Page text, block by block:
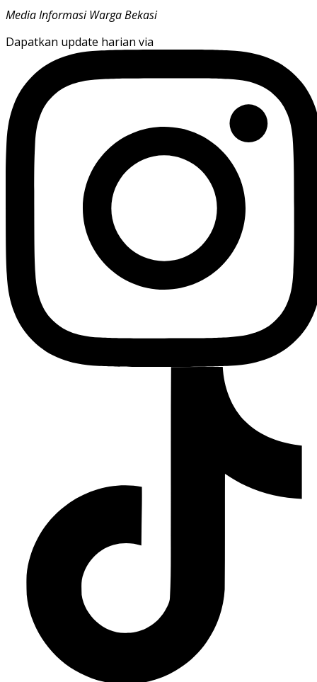
Media Informasi Warga Bekasi
Dapatkan update harian via